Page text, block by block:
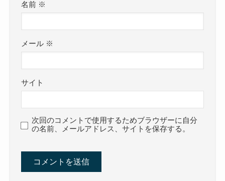
名前 ※
メール ※
サイト
次回のコメントで使用するためブラウザーに自分
の名前、メールアドレス、サイトを保存する。